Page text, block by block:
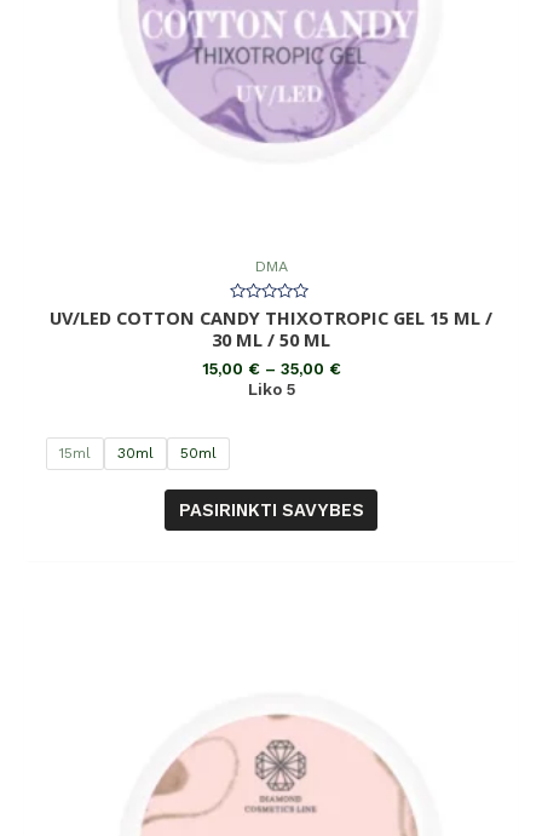
DMA
Įvertinimas:
0
iš
UV/LED COTTON CANDY THIXOTROPIC GEL 15 ML /
30 ML / 50 ML
15,00 €– 35,00 €
Liko 5
15ml 30ml 50ml
PASIRINKTI SAVYBES